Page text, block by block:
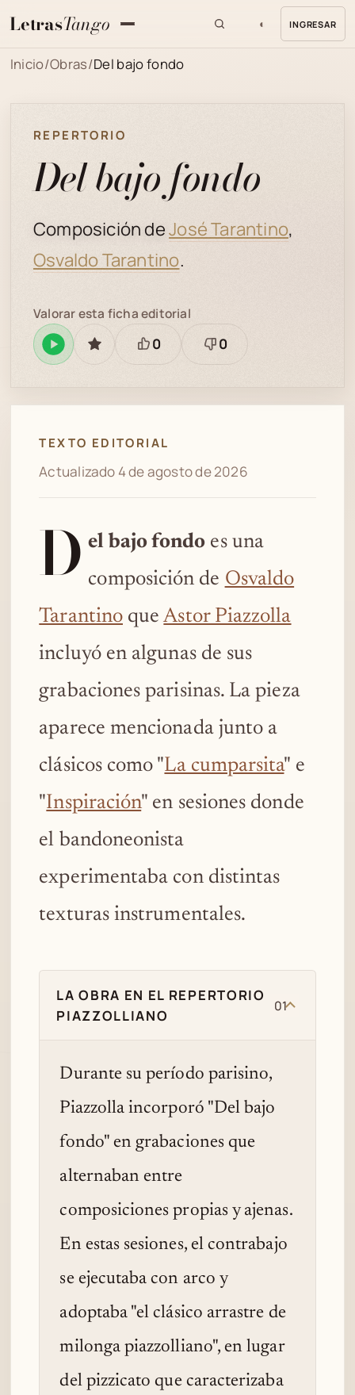
LetrasTango ◐ INGRESAR
Inicio/Obras/Del bajo fondo
REPERTORIO
Del bajo fondo
Composición deJosé Tarantino,
Osvaldo Tarantino.
ReproducirGUARDAR
Valorar esta ficha editorial
Está
0
Necesita
0
TEXTO EDITORIAL
Actualizado 4 de agosto de 2026
D el bajo fondo es una
composición de Osvaldo
TarantinoqueAstor Piazzolla
incluyó en algunas de sus
grabaciones parisinas. La pieza
aparece mencionada junto a
clásicos como "La cumparsita" e
"Inspiración" en sesiones donde
el bandoneonista
experimentaba con distintas
texturas instrumentales.
LA OBRA EN EL REPERTORIO
PIAZZOLLIANO
01
Durante su período parisino,
Piazzolla incorporó "Del bajo
fondo" en grabaciones que
alternaban entre
composiciones propias y ajenas.
En estas sesiones, el contrabajo
se ejecutaba con arco y
adoptaba "el clásico arrastre de
milonga piazzolliano", en lugar
del pizzicato que caracterizaba